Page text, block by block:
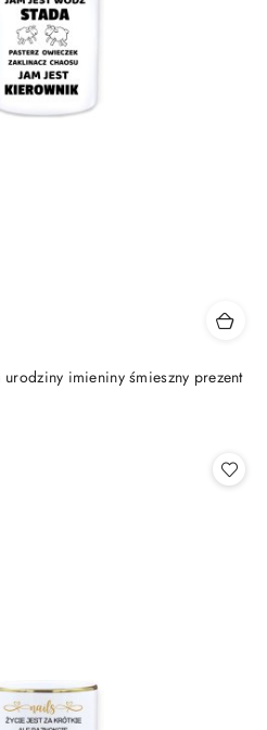
imieniny śmieszny prezent